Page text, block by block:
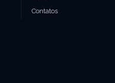
Contatos